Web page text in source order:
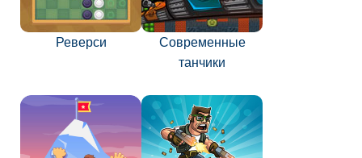
Реверси
Современные
танчики